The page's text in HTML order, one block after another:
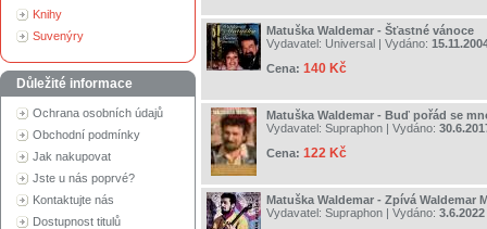
Knihy
Suvenýry
Důležité informace
Ochrana osobních údajů
Obchodní podmínky
Jak nakupovat
Jste u nás poprvé?
Kontaktujte nás
Dostupnost titulů
Matuška Waldemar - Šťastné vánoce
Vydavatel: Universal | Vydáno:
Cena: 140 Kč
Matuška Waldemar - Buď pořád se
Vydavatel: Supraphon | Vydáno:
Cena: 122 Kč
Matuška Waldemar - Zpívá Waldemar
Vydavatel: Supraphon | Vydáno: 3.6.2022